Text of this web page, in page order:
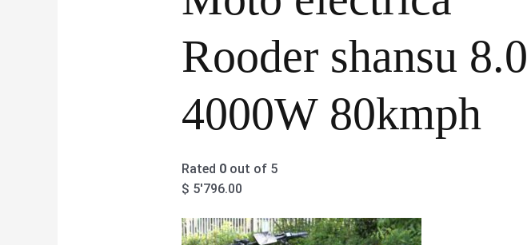
Rooder shansu 8.0
4000W 80kmph
Rated 0out of 5
$ 5'796.00